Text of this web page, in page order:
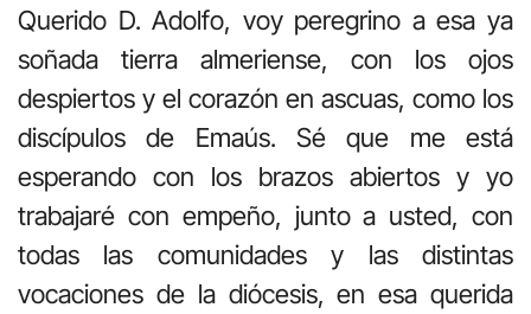
Querido D. Adolfo, voy peregrino a esa ya
soñada tierra almeriense, con los ojos
despiertos y el corazón en ascuas, como los
discípulos de Emaús. Sé que me está
esperando con los brazos abiertos y yo
trabajaré con empeño, junto a usted, con
todas las comunidades y las distintas
vocaciones de la diócesis, en esa querida